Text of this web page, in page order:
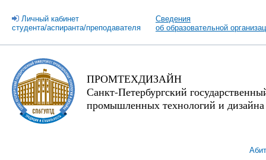
Личный кабинет
студента/аспиранта/преподавателя
Сведения
об образовательной
ПРОМТЕХДИЗАЙН
Санкт-Петербургский
промышленных технологий и дизайна